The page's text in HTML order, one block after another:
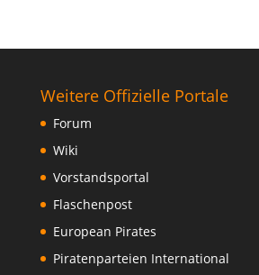
Weitere Offizielle Portale
Forum
Wiki
Vorstandsportal
Flaschenpost
European Pirates
Piratenparteien International